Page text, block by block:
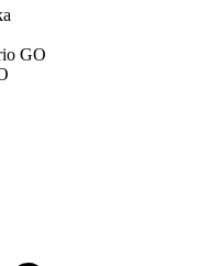
GO